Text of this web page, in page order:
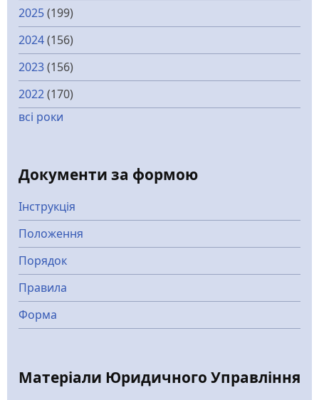
2025(199)
2024(156)
2023(156)
2022(170)
всі роки
Документи за формою
Інструкція
Положення
Порядок
Правила
Форма
Матеріали Юридичного Управління